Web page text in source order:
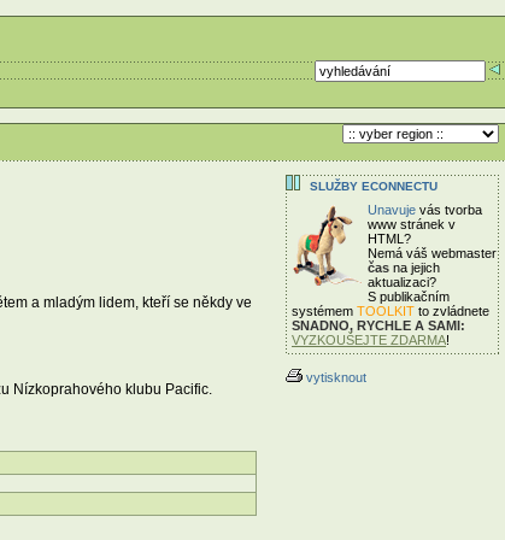
a mladým lidem, kteří se někdy ve
Nízkoprahového klubu Pacific.
SLUŽBY ECONNECTU
Unavuje vás tvorba
www stránek v
HTML?
Nemá váš webmaster
čas na jejich
aktualizaci?
S publikačním
systémem TOOLKIT to zvládnete
SNADNO, RYCHLE A SAMI:
VYZKOUŠEJTE ZDARMA!
vytisknout